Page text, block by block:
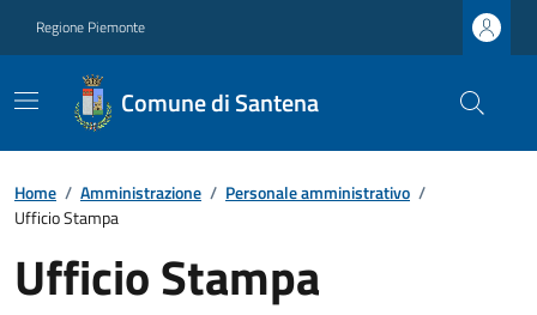
Regione Piemonte
Comune di Santena
Home / Amministrazione / Personale amministrativo /
Ufficio Stampa
Ufficio Stampa